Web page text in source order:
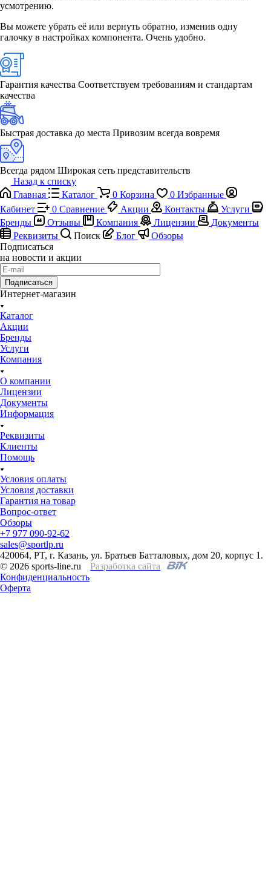
усмотрению.
Вы можете убрать её или вернуть обратно, изменив одну
галочку в настройках компонента. Очень удобно.
Гарантия качества Соответствуем требованиям и стандартам
качества
Быстрая доставка до места Привозим всегда вовремя
Всегда рядом Широкая сеть представительств
Назад к списку
Главная
Каталог 0 Корзина 0 Избранные
Кабинет
0 Сравнение Акции Контакты
Услуги
Бренды
Отзывы Компания Лицензии
Документы
Реквизиты
Поиск Блог
Обзоры
Подписаться
на новости и акции
Подписаться
Интернет-магазин
Каталог
Акции
Бренды
Услуги
Компания
О компании
Лицензии
Документы
Информация
Реквизиты
Клиенты
Помощь
Условия оплаты
Условия доставки
Гарантия на товар
Вопрос-ответ
Обзоры
+7 977 090-92-62
sales@sportlp.ru
420064, PT, г. Казань, ул. Братьев Батталовых, дом 20, корпус 1.
© 2026 sports-line.ru
Разработка сайта
Конфиденциальность
Оферта